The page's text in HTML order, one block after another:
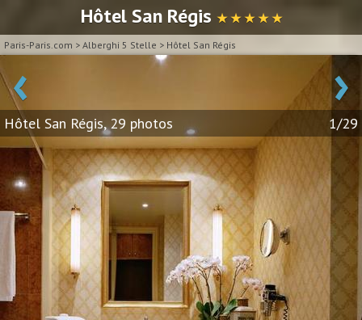
Hôtel San Régis ★ ★ ★ ★ ★
Paris-Paris.com > Alberghi 5 Stelle > Hôtel San Régis
‹ ›
Hôtel San Régis, 29 photos 1/29